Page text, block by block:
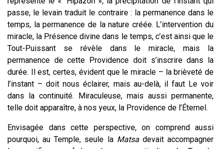
passe, le levain traduit le contraire : la permanence dans le
temps, la permanence de la nature créée. L’intervention du
miracle, la Présence divine dans le temps, c’est ainsi que le
Tout-Puissant se révèle dans le miracle, mais la
permanence de cette Providence doit s’inscrire dans la
durée. Il est, certes, évident que le miracle – la brièveté de
l’instant – doit nous éclairer, mais au-delà, il faut Le voir
dans la continuité. Miraculeuse, mais aussi permanente,
telle doit apparaître, à nos yeux, la Providence de l’Éternel.
Envisagée dans cette perspective, on comprend aussi
pourquoi, au Temple, seule la Matsadevait accompagner